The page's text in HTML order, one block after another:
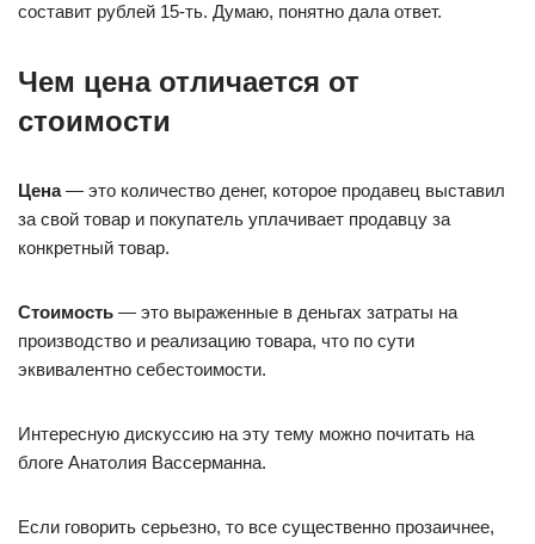
составит рублей 15-ть. Думаю, понятно дала ответ.
Чем цена отличается от
стоимости
Цена— это количество денег, которое продавец выставил
за свой товар и покупатель уплачивает продавцу за
конкретный товар.
Стоимость — это выраженные в деньгах затраты на
производство и реализацию товара, что по сути
эквивалентно себестоимости.
Интересную дискуссию на эту тему можно почитать на
блоге Анатолия Вассерманна.
Если говорить серьезно, то все существенно прозаичнее,